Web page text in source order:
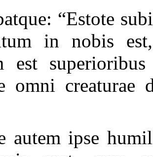
“Estote
in nobis
est
omni creaturae
autem ipse